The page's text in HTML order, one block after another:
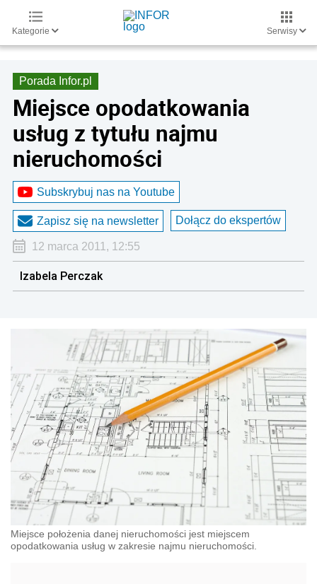
Kategorie Serwisy
Porada Infor.pl
Miejsce opodatkowania
usług z tytułu najmu
nieruchomości
Subskrybuj nas na Youtube
Zapisz się na newsletter Dołącz do ekspertów
12 marca 2011, 12:55
Izabela Perczak
Miejsce położenia danej nieruchomości jest miejscem
opodatkowania usług w zakresie najmu nieruchomości.